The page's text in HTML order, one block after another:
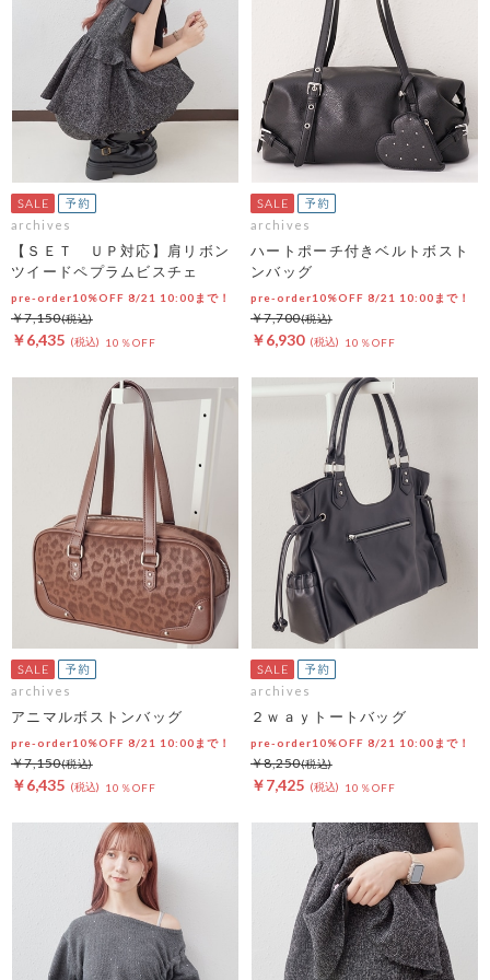
archives
【ＳＥＴ ＵＰ対応】肩リボン
ツイードペプラムビスチェ
pre-order10%OFF 8/21 10:00まで！
￥6,435 10％OFF
￥7,150
archives
ハートポーチ付きベルトボスト
ンバッグ
pre-order10%OFF 8/21 10:00まで！
￥6,930 10％OFF
￥7,700
archives
アニマルボストンバッグ
pre-order10%OFF 8/21 10:00まで！
￥6,435 10％OFF
￥7,150
archives
２ｗａｙトートバッグ
pre-order10%OFF 8/21 10:00まで！
￥7,425 10％OFF
￥8,250